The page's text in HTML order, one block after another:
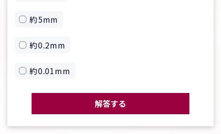
約5mm
約0.2mm
約0.01mm
解答する